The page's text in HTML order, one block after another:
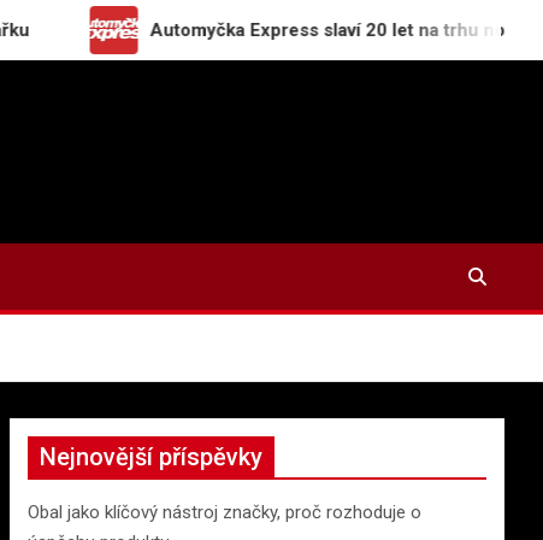
Automyčka Express slaví 20 let na trhu novou kampaní
Nejnovější příspěvky
Obal jako klíčový nástroj značky, proč rozhoduje o